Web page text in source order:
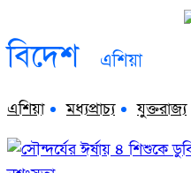
বিদেশ এশিয়া
এশিয়া মধ্যপ্রাচ্য যুক্তরাজ্য